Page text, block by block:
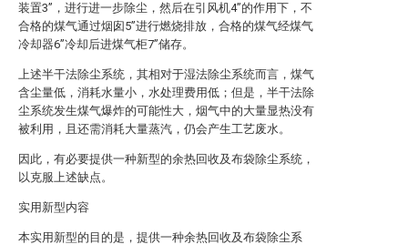
装置3”，进行进一步除尘，然后在引风机4”的作用下，不
合格的煤气通过烟囱5”进行燃烧排放，合格的煤气经煤气
冷却器6”冷却后进煤气柜7”储存。
上述半干法除尘系统，其相对于湿法除尘系统而言，煤气
含尘量低，消耗水量小，水处理费用低；但是，半干法除
尘系统发生煤气爆炸的可能性大，烟气中的大量显热没有
被利用，且还需消耗大量蒸汽，仍会产生工艺废水。
因此，有必要提供一种新型的余热回收及布袋除尘系统，
以克服上述缺点。
实用新型内容
本实用新型的目的是，提供一种余热回收及布袋除尘系